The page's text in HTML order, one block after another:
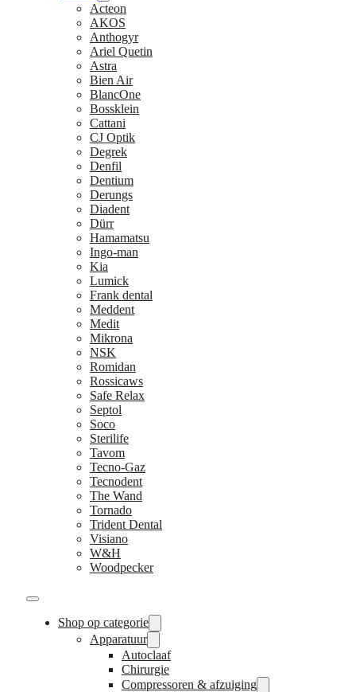
Acteon
AKOS
Anthogyr
Ariel Quetin
Astra
Bien Air
BlancOne
Bossklein
Cattani
CJ Optik
Degrek
Denfil
Dentium
Derungs
Diadent
Dürr
Hamamatsu
Ingo-man
Kia
Lumick
Frank dental
Meddent
Medit
Mikrona
NSK
Romidan
Rossicaws
Safe Relax
Septol
Soco
Sterilife
Tavom
Tecno-Gaz
Tecnodent
The Wand
Tornado
Trident Dental
Visiano
W&H
Woodpecker
Shop op categorie
Apparatuur
Autoclaaf
Chirurgie
Compressoren & afzuiging